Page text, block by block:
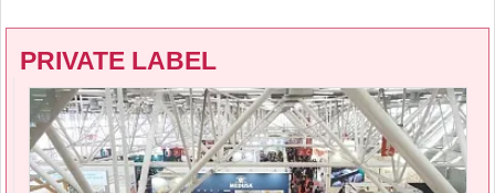
PRIVATE LABEL